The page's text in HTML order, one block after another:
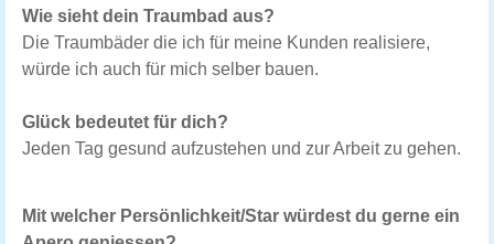
Wie sieht dein Traumbad aus?
Die Traumbäder die ich für meine Kunden realisiere,
würde ich auch für mich selber bauen.
Glück bedeutet für dich?
Jeden Tag gesund aufzustehen und zur Arbeit zu gehen.
Mit welcher Persönlichkeit/Star würdest du gerne ein